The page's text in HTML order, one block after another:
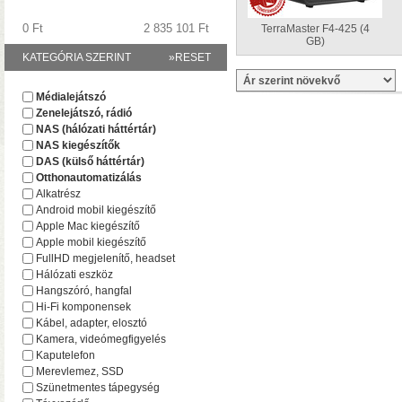
A TerraMaster-nél
TerraMaster F4-425 (4
GB)
0 Ft 2 835 101 Ft
»RESET
KATEGÓRIA SZERINT
Médialejátszó
Zenelejátszó, rádió
NAS (hálózati háttértár)
NAS kiegészítők
DAS (külső háttértár)
Otthonautomatizálás
Alkatrész
Android mobil kiegészítő
Apple Mac kiegészítő
Apple mobil kiegészítő
FullHD megjelenítő, headset
Hálózati eszköz
Hangszóró, hangfal
Hi-Fi komponensek
Kábel, adapter, elosztó
Kamera, videómegfigyelés
Kaputelefon
Merevlemez, SSD
Szünetmentes tápegység